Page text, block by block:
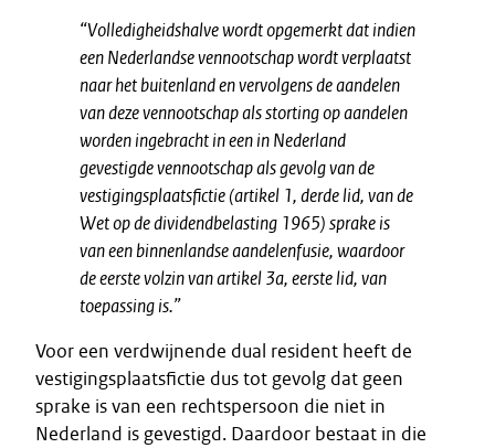
“Volledigheidshalve wordt opgemerkt dat indien
een Nederlandse vennootschap wordt verplaatst
naar het buitenland en vervolgens de aandelen
van deze vennootschap als storting op aandelen
worden ingebracht in een in Nederland
gevestigde vennootschap als gevolg van de
vestigingsplaatsfictie (artikel 1, derde lid, van de
Wet op de dividendbelasting 1965) sprake is
van een binnenlandse aandelenfusie, waardoor
de eerste volzin van artikel 3a, eerste lid, van
toepassing is.”
Voor een verdwijnende dual resident heeft de
vestigingsplaatsfictie dus tot gevolg dat geen
sprake is van een rechtspersoon die niet in
Nederland is gevestigd. Daardoor bestaat in die